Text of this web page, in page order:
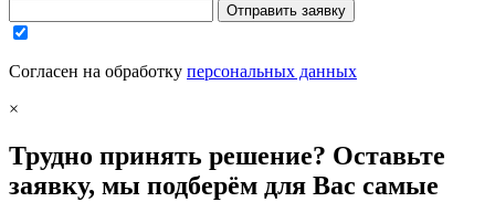
Отправить заявку
Согласен на обработку персональных данных
×
Трудно принять решение? Оставьте
заявку, мы подберём для Вас самые